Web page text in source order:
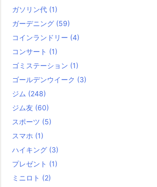
ガソリン代 (1)
ガーデニング (59)
コインランドリー (4)
コンサート (1)
ゴミステーション (1)
ゴールデンウイーク (3)
ジム (248)
ジム友 (60)
スポーツ (5)
スマホ (1)
ハイキング (3)
プレゼント (1)
ミニロト (2)